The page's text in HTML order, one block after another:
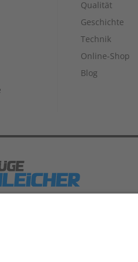
Qualität
Geschichte
Technik
Online-Shop
Blog